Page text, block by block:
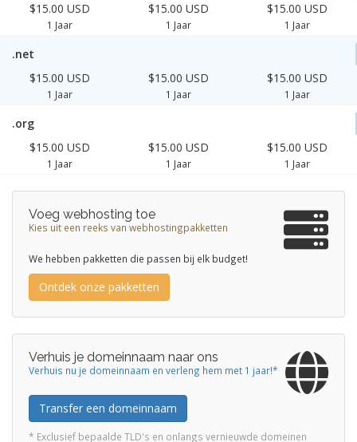
$15.00 USD
1 Jaar
$15.00 USD
1 Jaar
$15.00 USD
1 Jaar
.net
$15.00 USD
1 Jaar
$15.00 USD
1 Jaar
$15.00 USD
1 Jaar
.org
$15.00 USD
1 Jaar
$15.00 USD
1 Jaar
$15.00 USD
1 Jaar
Voeg webhosting toe
Kies uit een reeks van webhostingpakketten
We hebben pakketten die passen bij elk budget!
Ontdek onze pakketten
Verhuis je domeinnaam naar ons
Verhuis nu je domeinnaam en verleng hem met 1 jaar!*
Transfer een domeinnaam
* Exclusief bepaalde TLD's en onlangs vernieuwde domeinen